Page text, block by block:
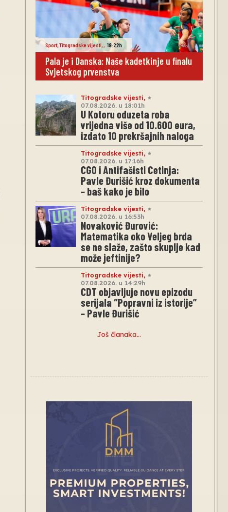
Sport,Titogradske vijesti,, 19:22h
Pala je i Danska: Naše kadetkinje u finalu
Svjetskog prvenstva
Titogradske vijesti,
07.08.2026. u 18:01h
U Kotoru oduzeta roba
vrijedna više od 10.600 eura,
izdato 10 prekršajnih naloga
Titogradske vijesti,
07.08.2026. u 17:16h
CGO i Antifašisti Cetinja:
Pavle Đurišić kroz dokumenta
– baš kako je bilo
Titogradske vijesti,
07.08.2026. u 16:53h
Novaković Đurović:
Matematika oko Veljeg brda
se ne slaže, zašto skuplje kad
može jeftinije?
Titogradske vijesti,
07.08.2026. u 14:29h
CDT objavljuje novu epizodu
serijala “Popravni iz istorije”
– Pavle Đurišić
Još članaka…